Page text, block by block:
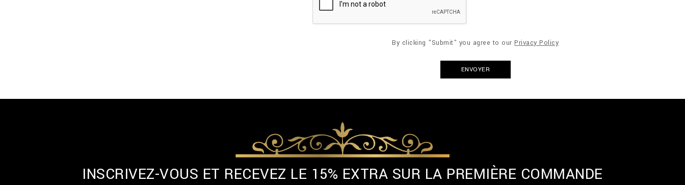
By clicking "Submit" you agree to ourPrivacy Policy
INSCRIVEZ-VOUS ET RECEVEZ LE 15% EXTRA SUR LA PREMIÈRE COMMANDE